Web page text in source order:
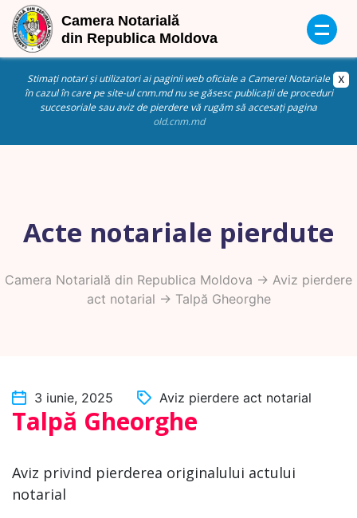
Stimați notari și utilizatori ai paginii web oficiale a Camerei Notariale
în cazul în care pe site-ul cnm.md nu se găsesc publicații de proceduri
succesoriale sau aviz de pierdere vă rugăm să accesați pagina
old.cnm.md
Acte notariale pierdute
Camera Notarială din Republica Moldova -> Aviz pierdere
act notarial -> Talpă Gheorghe
3 iunie, 2025 Aviz pierdere act notarial
Talpă Gheorghe
Aviz privind pierderea originalului actului
notarial